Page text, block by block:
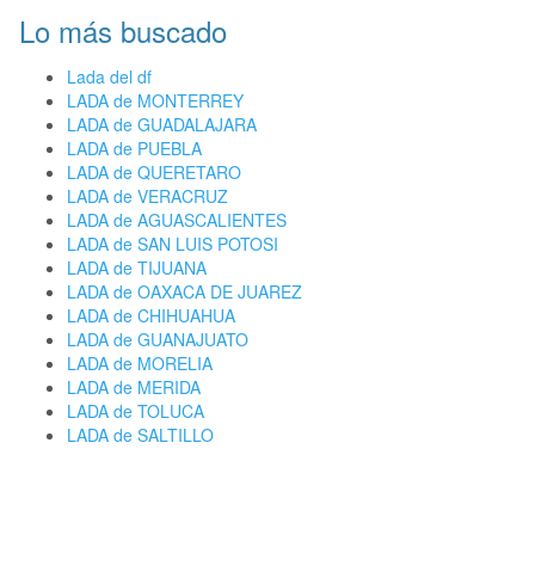
Lo más buscado
Lada del df
LADA de MONTERREY
LADA de GUADALAJARA
LADA de PUEBLA
LADA de QUERETARO
LADA de VERACRUZ
LADA de AGUASCALIENTES
LADA de SAN LUIS POTOSI
LADA de TIJUANA
LADA de OAXACA DE JUAREZ
LADA de CHIHUAHUA
LADA de GUANAJUATO
LADA de MORELIA
LADA de MERIDA
LADA de TOLUCA
LADA de SALTILLO